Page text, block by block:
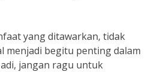
yang ditawarkan, tidak
menjadi begitu penting dalam
jangan ragu untuk